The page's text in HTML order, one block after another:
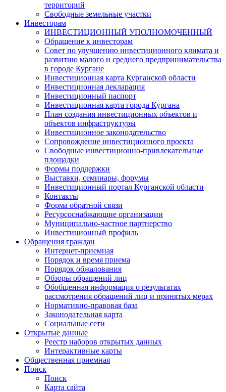
территорий
Свободные земельные участки
Инвесторам
ИНВЕСТИЦИОННЫЙ УПОЛНОМОЧЕННЫЙ
Обращение к инвесторам
Совет по улучшению инвестиционного климата и
развитию малого и среднего предпринимательства
в городе Кургане
Инвестиционная карта Курганской области
Инвестиционная декларация
Инвестиционный паспорт
Инвестиционная карта города Кургана
План создания инвестиционных объектов и
объектов инфраструктуры
Инвестиционное законодательство
Сопровождение инвестиционного проекта
Свободные инвестиционно-привлекательные
площадки
Формы поддержки
Выставки, семинары, форумы
Инвестиционный портал Курганской области
Контакты
Форма обратной связи
Ресурсоснабжающие организации
Муниципально-частное партнерство
Инвестиционный профиль
Обращения граждан
Интернет-приемная
Порядок и время приема
Порядок обжалования
Обзоры обращений лиц
Обобщенная информация о результатах
рассмотрения обращений лиц и принятых мерах
Нормативно-правовая база
Законодательная карта
Социальные сети
Открытые данные
Реестр наборов открытых данных
Интерактивные карты
Общественная приемная
Поиск
Поиск
Карта сайта